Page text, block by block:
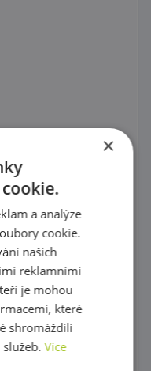
břízy
Přebalovací pulty
×
a analýze
cookie.
našich
reklamními
je mohou
které
shromáždili
služeb.Více